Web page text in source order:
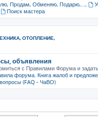
Продам, Обменяю, Подарю,...,
Поиск мастера
ОТОПЛЕНИЕ,
объявления
с Правилами Форума и
форума. Книга жалоб и
(FAQ - ЧаВО)